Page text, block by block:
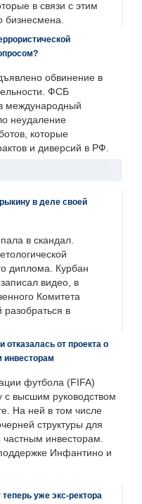
в связи с этим
бизнесмена.
обвинение в
ФСБ
международный
неудаление
которые
и диверсий в РФ.
в деле своей
в скандал.
диплома. Курбан
видео, в
Комитета
разобраться в
отказалась от проекта о
инвесторам
футбола (FIFA)
высшим руководством
На ней в том числе
структуры для
инвесторам.
Инфантино и
уже экс-ректора